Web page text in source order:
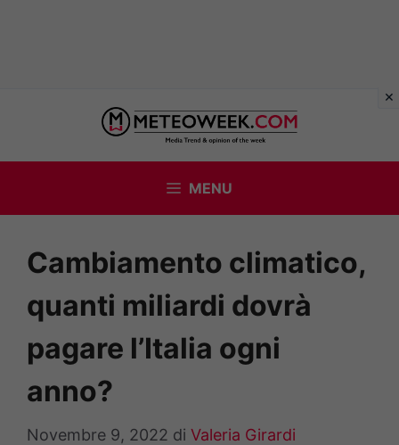
contenuto
MENU
Cambiamento climatico,
quanti miliardi dovrà
pagare l’Italia ogni
anno?
Novembre 9, 2022 di Valeria Girardi